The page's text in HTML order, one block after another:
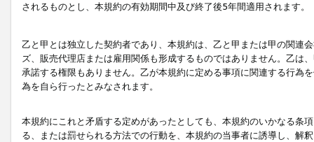
されるものとし、本規約の有効期間中及び終了後5年間適用されます。
乙と甲とは独立した契約者であり、本規約は、乙と甲または甲の関連
ズ、販売代理店または雇用関係も形成するものではありません。乙は
承諾する権限もありません。乙が本規約に定める事項に関連する行為
為を自ら行ったとみなされます。
本規約にこれと矛盾する定めがあったとしても、本規約のいかなる条
る、または罰せられる方法での行動を、本規約の当事者に誘導し、解